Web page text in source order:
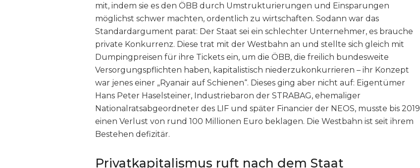
mit, indem sie es den ÖBB durch Umstrukturierungen und Einsparungen
möglichst schwer machten, ordentlich zu wirtschaften. Sodann war das
Standardargument parat: Der Staat sei ein schlechter Unternehmer, es brauche
private Konkurrenz. Diese trat mit der Westbahn an und stellte sich gleich mit
Dumpingpreisen für ihre Tickets ein, um die ÖBB, die freilich bundesweite
Versorgungspflichten haben, kapitalistisch niederzukonkurrieren – ihr Konzept
war jenes einer „Ryanair auf Schienen“. Dieses ging aber nicht auf: Eigentümer
Hans Peter Haselsteiner, Industriebaron der STRABAG, ehemaliger
Nationalratsabgeordneter des LIF und später Financier der NEOS, musste bis 2019
einen Verlust von rund 100 Millionen Euro beklagen. Die Westbahn ist seit ihrem
Bestehen defizitär.
Privatkapitalismus ruft nach dem Staat